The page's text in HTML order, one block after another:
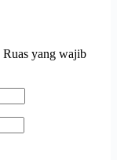
Ruas yang wajib